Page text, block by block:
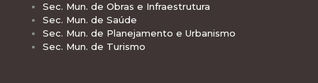
Sec. Mun. de Obras e Infraestrutura
Sec. Mun. de Saúde
Sec. Mun. de Planejamento e Urbanismo
Sec. Mun. de Turismo